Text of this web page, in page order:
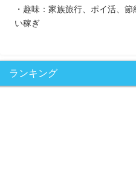
・趣味：家族旅行、ポイ活、節
い稼ぎ
ランキング